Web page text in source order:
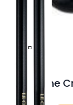
Lancome